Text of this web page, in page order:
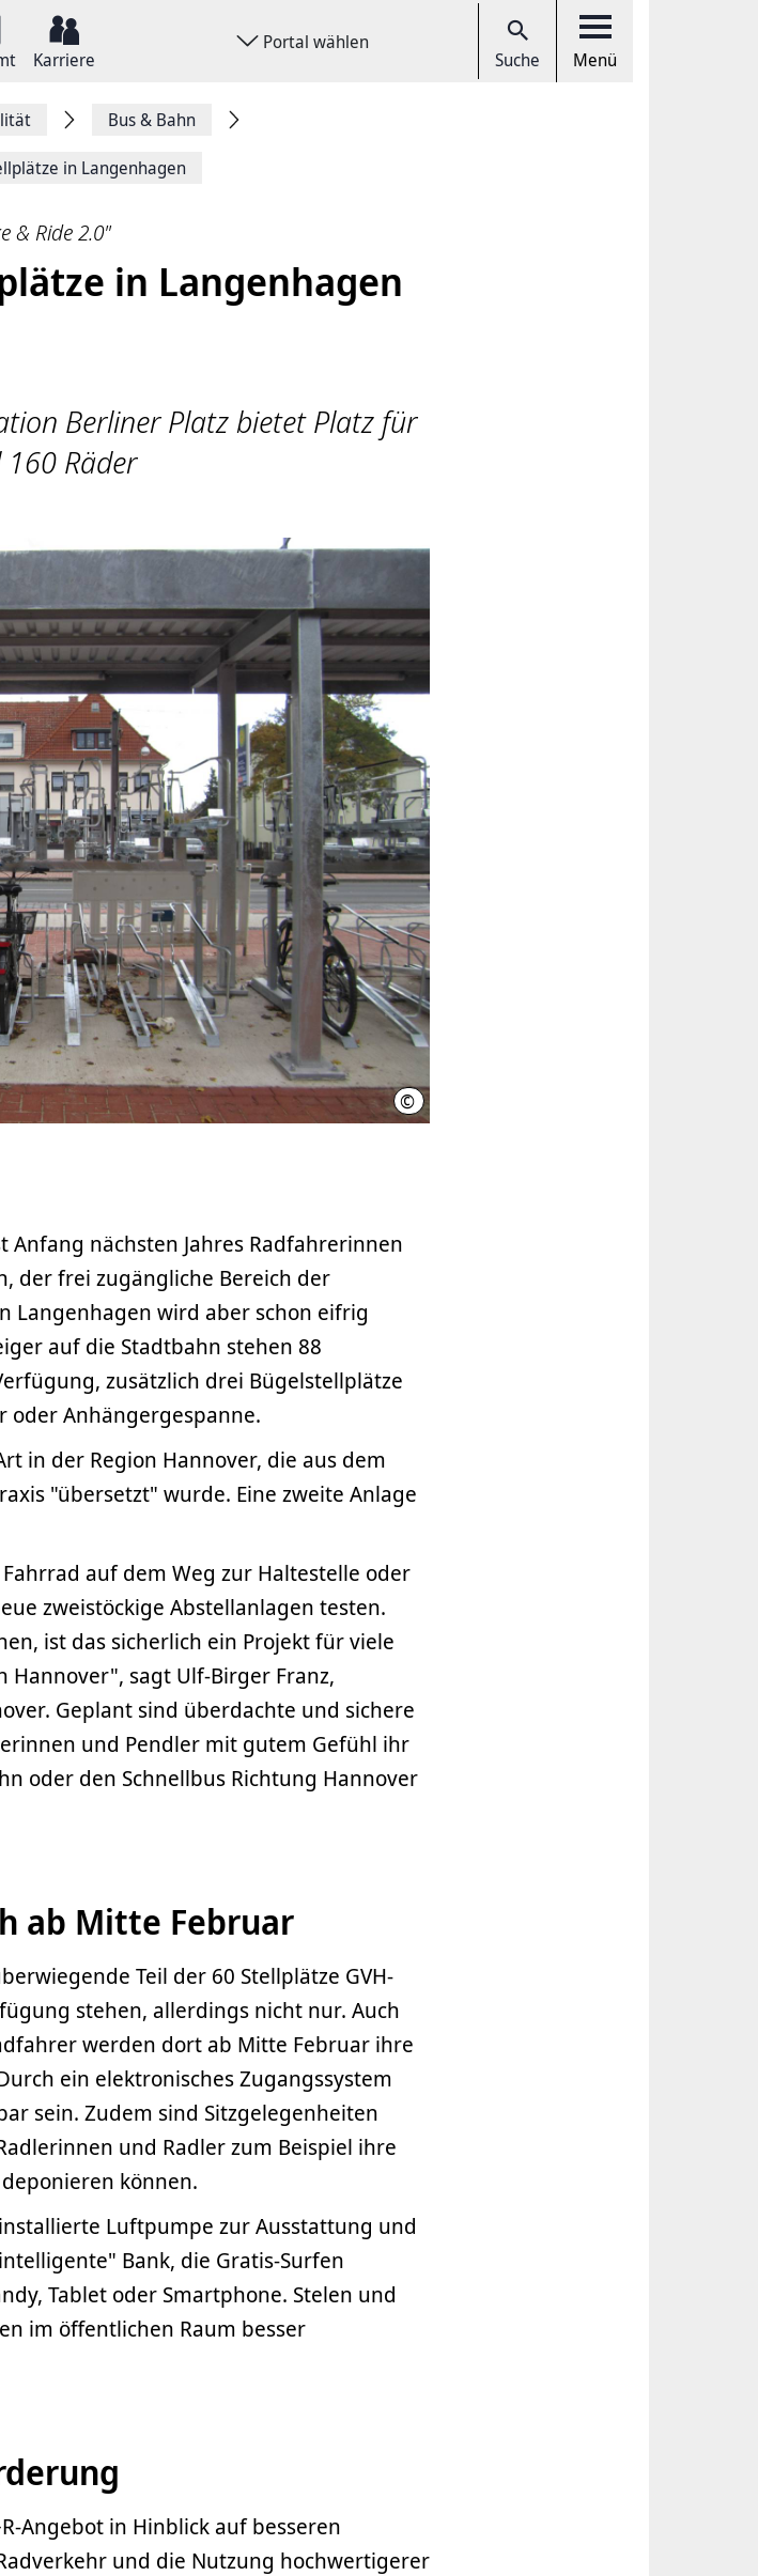
Karriere
Portal wählen
Suche Menü
Bus & Bahn
in Langenhagen
& Ride 2.0"
in Langenhagen
Berliner Platz bietet Platz für
Räder
© Region Hannover / Karin Pfitzner
nächsten Jahres Radfahrerinnen
der frei zugängliche Bereich der
Langenhagen wird aber schon eifrig
auf die Stadtbahn stehen 88
zusätzlich drei Bügelstellplätze
Anhängergespanne.
in der Region Hannover, die aus dem
"übersetzt" wurde. Eine zweite Anlage
auf dem Weg zur Haltestelle oder
zweistöckige Abstellanlagen testen.
ist das sicherlich ein Projekt für viele
Hannover", sagt Ulf-Birger Franz,
Geplant sind überdachte und sichere
und Pendler mit gutem Gefühl ihr
oder den Schnellbus Richtung Hannover
ab Mitte Februar
Teil der 60 Stellplätze GVH-
stehen, allerdings nicht nur. Auch
werden dort ab Mitte Februar ihre
ein elektronisches Zugangssystem
sein. Zudem sind Sitzgelegenheiten
und Radler zum Beispiel ihre
können.
Luftpumpe zur Ausstattung und
Bank, die Gratis-Surfen
Tablet oder Smartphone. Stelen und
im öffentlichen Raum besser
Angebot in Hinblick auf besseren
und die Nutzung hochwertigerer